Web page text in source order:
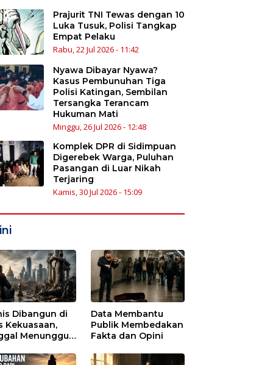
Prajurit TNI Tewas dengan 10
Luka Tusuk, Polisi Tangkap
Empat Pelaku
Rabu, 22 Jul 2026 - 11:42
Nyawa Dibayar Nyawa?
Kasus Pembunuhan Tiga
Polisi Katingan, Sembilan
Tersangka Terancam
Hukuman Mati
Minggu, 26 Jul 2026 - 12:48
Komplek DPR di Sidimpuan
Digerebek Warga, Puluhan
Pasangan di Luar Nikah
Terjaring
Kamis, 30 Jul 2026 - 15:09
Dibangun di
Kekuasaan,
Menunggu
Data Membantu
Publik Membedakan
Fakta dan Opini